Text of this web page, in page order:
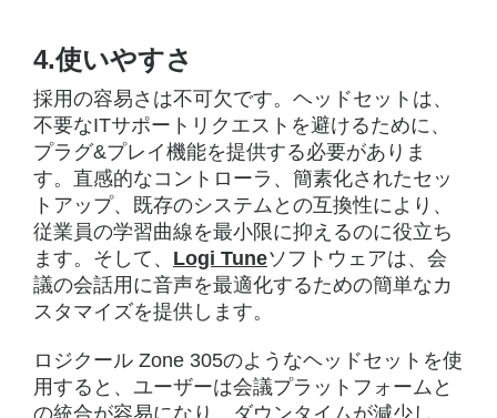
4.使いやすさ
採用の容易さは不可欠です。ヘッドセットは、
不要なITサポートリクエストを避けるために、
プラグ&プレイ機能を提供する必要がありま
す。直感的なコントローラ、簡素化されたセッ
トアップ、既存のシステムとの互換性により、
従業員の学習曲線を最小限に抑えるのに役立ち
ます。そして、 Logi Tuneソフトウェアは、会
議の会話用に音声を最適化するための簡単なカ
スタマイズを提供します。
ロジクール Zone 305のようなヘッドセットを使
用すると、ユーザーは会議プラットフォームと